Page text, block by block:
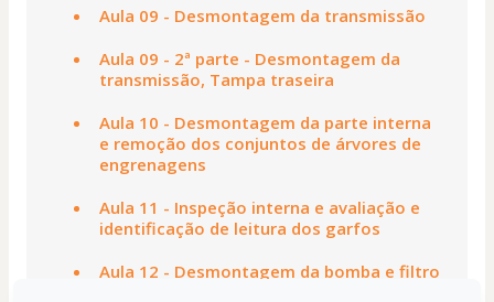
Aula 09 - Desmontagem da transmissão
Aula 09 - 2ª parte - Desmontagem da
transmissão, Tampa traseira
Aula 10 - Desmontagem da parte interna
e remoção dos conjuntos de árvores de
engrenagens
Aula 11 - Inspeção interna e avaliação e
identificação de leitura dos garfos
Aula 12 - Desmontagem da bomba e filtro